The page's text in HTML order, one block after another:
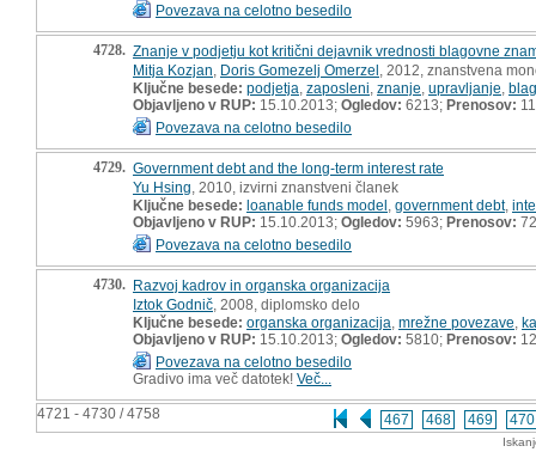
4721 - 4730 / 4758 467 468 469 470
Povezava na celotno besedilo
4728. Znanje v podjetju kot kritični dejavnik vrednosti blagovne
Mitja Kozjan Doris Gomezelj Omerzel , 2012, znanstvena
Ključne besede: podjetja zaposleni znanje upravljanje
Objavljeno v RUP: 15.10.2013; Ogledov: 6213; Prenosov:
Povezava na celotno besedilo
4729. Government debt and the long-term interest rate
Yu Hsing , 2010, izvirni znanstveni članek
Ključne besede: loanable funds model government debt,
Objavljeno v RUP: 15.10.2013; Ogledov: 5963; Prenosov: 72
Povezava na celotno besedilo
4730. Razvoj kadrov in organska organizacija
Iztok Godnič , 2008, diplomsko delo
Ključne besede: organska organizacija mrežne povezave
Objavljeno v RUP: 15.10.2013; Ogledov: 5810; Prenosov:
Povezava na celotno besedilo
Gradivo ima več datotek! Več...